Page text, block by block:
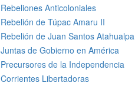
Rebeliones Anticoloniales
Rebelión de Túpac Amaru II
Rebelión de Juan Santos Atahualpa
Juntas de Gobierno en América
Precursores de la Independencia
Corrientes Libertadoras